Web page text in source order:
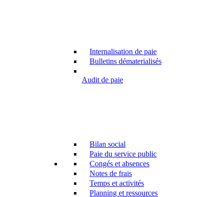
Internalisation de paie
Bulletins dématerialisés
Audit de paie
Bilan social
Paie du service public
Congés et absences
Notes de frais
Temps et activités
Planning et ressources